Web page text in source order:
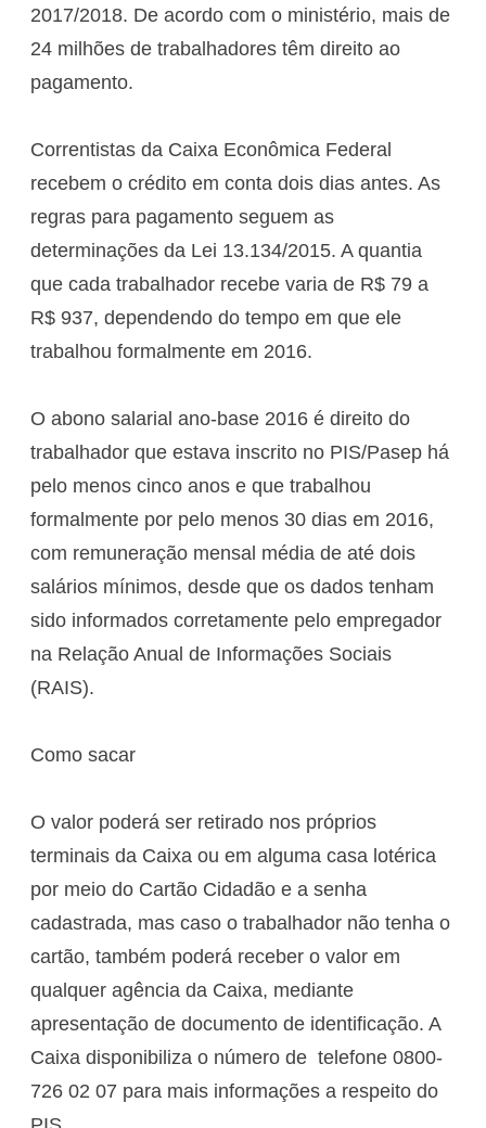
2017/2018. De acordo com o ministério, mais de
24 milhões de trabalhadores têm direito ao
pagamento.
Correntistas da Caixa Econômica Federal
recebem o crédito em conta dois dias antes. As
regras para pagamento seguem as
determinações da Lei 13.134/2015. A quantia
que cada trabalhador recebe varia de R$ 79 a
R$ 937, dependendo do tempo em que ele
trabalhou formalmente em 2016.
O abono salarial ano-base 2016 é direito do
trabalhador que estava inscrito no PIS/Pasep há
pelo menos cinco anos e que trabalhou
formalmente por pelo menos 30 dias em 2016,
com remuneração mensal média de até dois
salários mínimos, desde que os dados tenham
sido informados corretamente pelo empregador
na Relação Anual de Informações Sociais
(RAIS).
Como sacar
O valor poderá ser retirado nos próprios
terminais da Caixa ou em alguma casa lotérica
por meio do Cartão Cidadão e a senha
cadastrada, mas caso o trabalhador não tenha o
cartão, também poderá receber o valor em
qualquer agência da Caixa, mediante
apresentação de documento de identificação. A
Caixa disponibiliza o número de telefone 0800-
726 02 07 para mais informações a respeito do